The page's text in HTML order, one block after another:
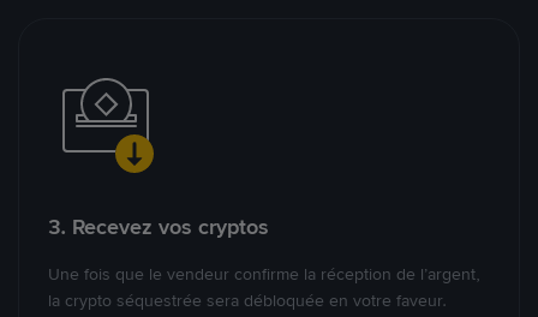
3. Recevez vos cryptos
Une fois que le vendeur confirme la réception de l’argent,
la crypto séquestrée sera débloquée en votre faveur.